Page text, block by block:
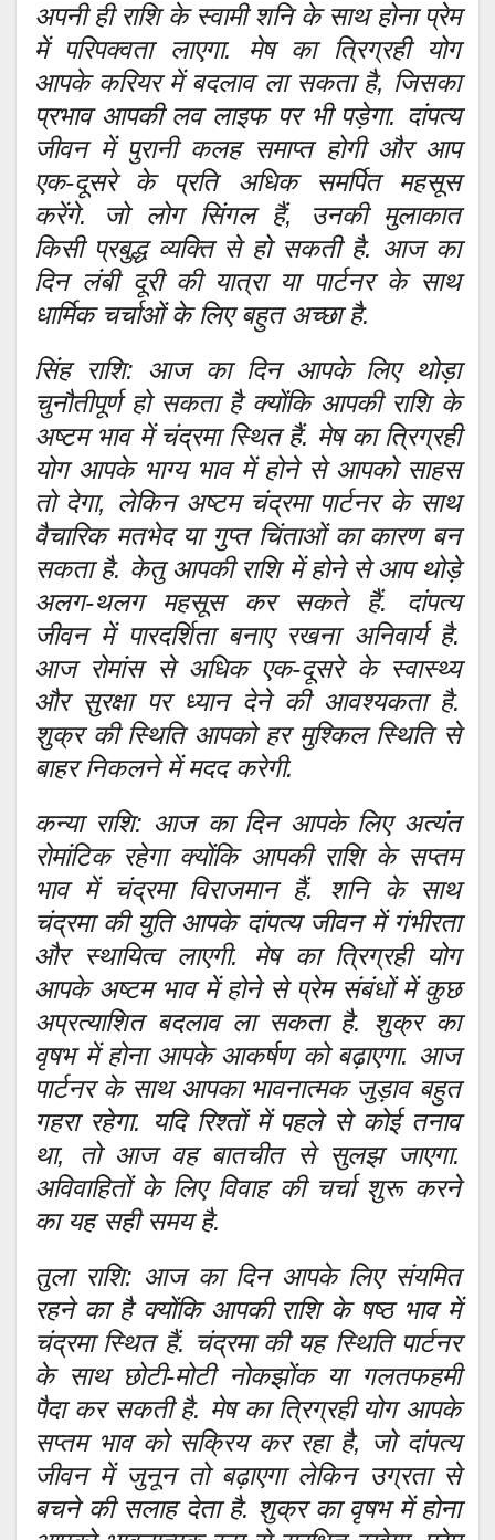
अपनी ही राशि के स्वामी शनि के साथ होना प्रेम
में परिपक्वता लाएगा. मेष का त्रिग्रही योग
आपके करियर में बदलाव ला सकता है, जिसका
प्रभाव आपकी लव लाइफ पर भी पड़ेगा. दांपत्य
जीवन में पुरानी कलह समाप्त होगी और आप
एक-दूसरे के प्रति अधिक समर्पित महसूस
करेंगे. जो लोग सिंगल हैं, उनकी मुलाकात
किसी प्रबुद्ध व्यक्ति से हो सकती है. आज का
दिन लंबी दूरी की यात्रा या पार्टनर के साथ
धार्मिक चर्चाओं के लिए बहुत अच्छा है.
सिंह राशि: आज का दिन आपके लिए थोड़ा
चुनौतीपूर्ण हो सकता है क्योंकि आपकी राशि के
अष्टम भाव में चंद्रमा स्थित हैं. मेष का त्रिग्रही
योग आपके भाग्य भाव में होने से आपको साहस
तो देगा, लेकिन अष्टम चंद्रमा पार्टनर के साथ
वैचारिक मतभेद या गुप्त चिंताओं का कारण बन
सकता है. केतु आपकी राशि में होने से आप थोड़े
अलग-थलग महसूस कर सकते हैं. दांपत्य
जीवन में पारदर्शिता बनाए रखना अनिवार्य है.
आज रोमांस से अधिक एक-दूसरे के स्वास्थ्य
और सुरक्षा पर ध्यान देने की आवश्यकता है.
शुक्र की स्थिति आपको हर मुश्किल स्थिति से
बाहर निकलने में मदद करेगी.
कन्या राशि: आज का दिन आपके लिए अत्यंत
रोमांटिक रहेगा क्योंकि आपकी राशि के सप्तम
भाव में चंद्रमा विराजमान हैं. शनि के साथ
चंद्रमा की युति आपके दांपत्य जीवन में गंभीरता
और स्थायित्व लाएगी. मेष का त्रिग्रही योग
आपके अष्टम भाव में होने से प्रेम संबंधों में कुछ
अप्रत्याशित बदलाव ला सकता है. शुक्र का
वृषभ में होना आपके आकर्षण को बढ़ाएगा. आज
पार्टनर के साथ आपका भावनात्मक जुड़ाव बहुत
गहरा रहेगा. यदि रिश्तों में पहले से कोई तनाव
था, तो आज वह बातचीत से सुलझ जाएगा.
अविवाहितों के लिए विवाह की चर्चा शुरू करने
का यह सही समय है.
तुला राशि: आज का दिन आपके लिए संयमित
रहने का है क्योंकि आपकी राशि के षष्ठ भाव में
चंद्रमा स्थित हैं. चंद्रमा की यह स्थिति पार्टनर
के साथ छोटी-मोटी नोकझोंक या गलतफहमी
पैदा कर सकती है. मेष का त्रिग्रही योग आपके
सप्तम भाव को सक्रिय कर रहा है, जो दांपत्य
जीवन में जुनून तो बढ़ाएगा लेकिन उग्रता से
बचने की सलाह देता है. शुक्र का वृषभ में होना